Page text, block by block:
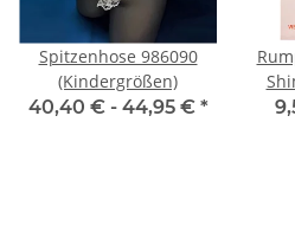
Spitzenhose 986090
(Kindergrößen)
40,40 € - 44,95 € *